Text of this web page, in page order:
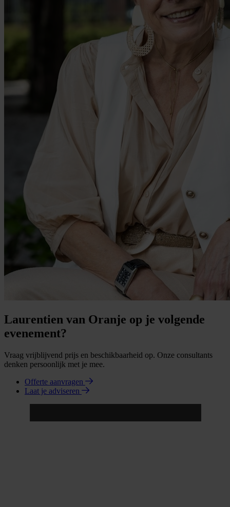
Laurentien van Oranje op je volgende
evenement?
Vraag vrijblijvend prijs en beschikbaarheid op. Onze consultants
denken persoonlijk met je mee.
Offerte aanvragen
Laat je adviseren